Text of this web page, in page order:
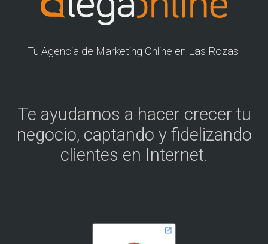
Tu Agencia de Marketing Online en Las Rozas
Te ayudamos a hacer crecer tu
negocio, captando y fidelizando
clientes en Internet.